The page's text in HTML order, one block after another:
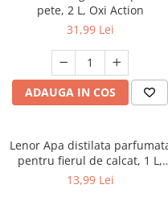
pete, 2 L, Oxi Action
31,99 Lei
ADAUGA IN COS
Lenor Apa distilata
pentru fierul de calcat, 1 L,
Summer Breeze
13,99 Lei